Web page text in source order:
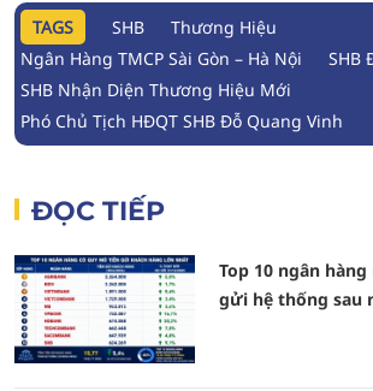
TAGS SHB
Thương Hiệu
Ngân Hàng TMCP Sài Gòn – Hà Nội
SHB
SHB Nhận Diện Thương Hiệu Mới
Phó Chủ Tịch HĐQT SHB Đỗ Quang Vinh
ĐỌC TIẾP
Top 10 ngân
gửi hệ thống sau